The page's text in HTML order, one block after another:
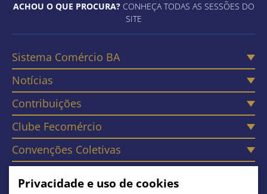
ACHOU O QUE PROCURA?CONHEÇA TODAS AS SESSÕES DO
SITE
Sistema Comércio BA
Notícias
Contribuições
Clube Fecomércio
Convenções Coletivas
Privacidade e uso de cookies